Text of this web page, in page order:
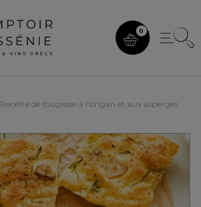
0
Recette de fougasse à l'origan et aux asperges